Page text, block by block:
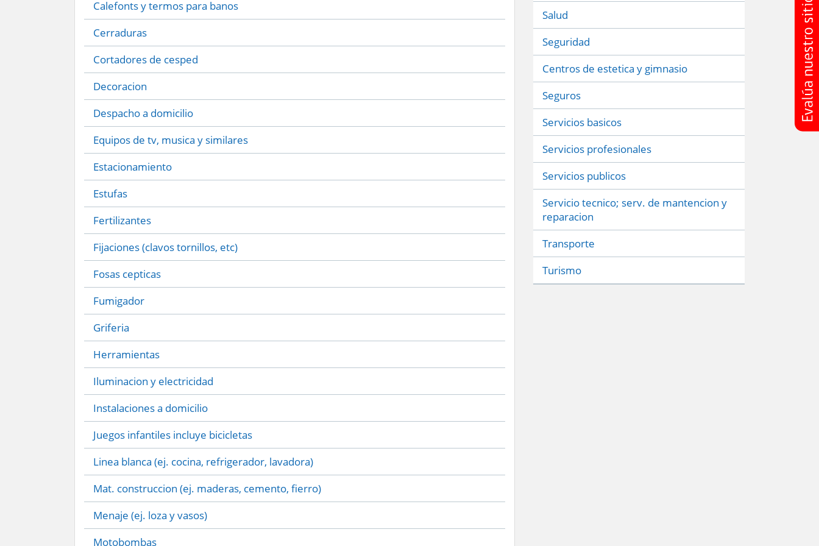
Calefonts y termos para banos
Cerraduras
Cortadores de cesped
Decoracion
Despacho a domicilio
Equipos de tv, musica y similares
Estacionamiento
Estufas
Fertilizantes
Fijaciones (clavos tornillos, etc)
Fosas cepticas
Fumigador
Griferia
Herramientas
Iluminacion y electricidad
Instalaciones a domicilio
Juegos infantiles incluye bicicletas
Linea blanca (ej. cocina, refrigerador, lavadora)
Mat. construccion (ej. maderas, cemento, fierro)
Menaje (ej. loza y vasos)
Motobombas
Salud
Seguridad
Centros de estetica y gimnasio
Seguros
Servicios basicos
Servicios profesionales
Servicios publicos
Servicio tecnico; serv. de mantencion y
reparacion
Transporte
Turismo